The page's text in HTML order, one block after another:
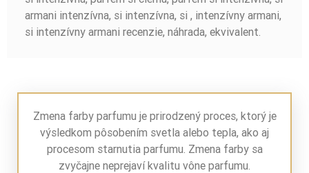
armani intenzívna, si intenzívna, si , intenzívny armani,
si intenzívny armani recenzie, náhrada, ekvivalent.
Zmena farby parfumu je prirodzený proces, ktorý je
výsledkom pôsobením svetla alebo tepla, ako aj
procesom starnutia parfumu. Zmena farby sa
zvyčajne neprejaví kvalitu vône parfumu.